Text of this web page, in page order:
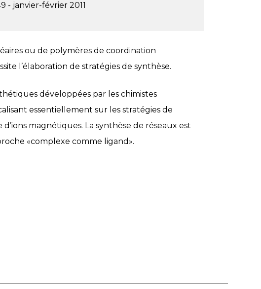
- janvier-février 2011
ou de polymères de coordination
l’élaboration de stratégies de synthèse.
développées par les chimistes
essentiellement sur les stratégies de
magnétiques. La synthèse de réseaux est
«complexe comme ligand».